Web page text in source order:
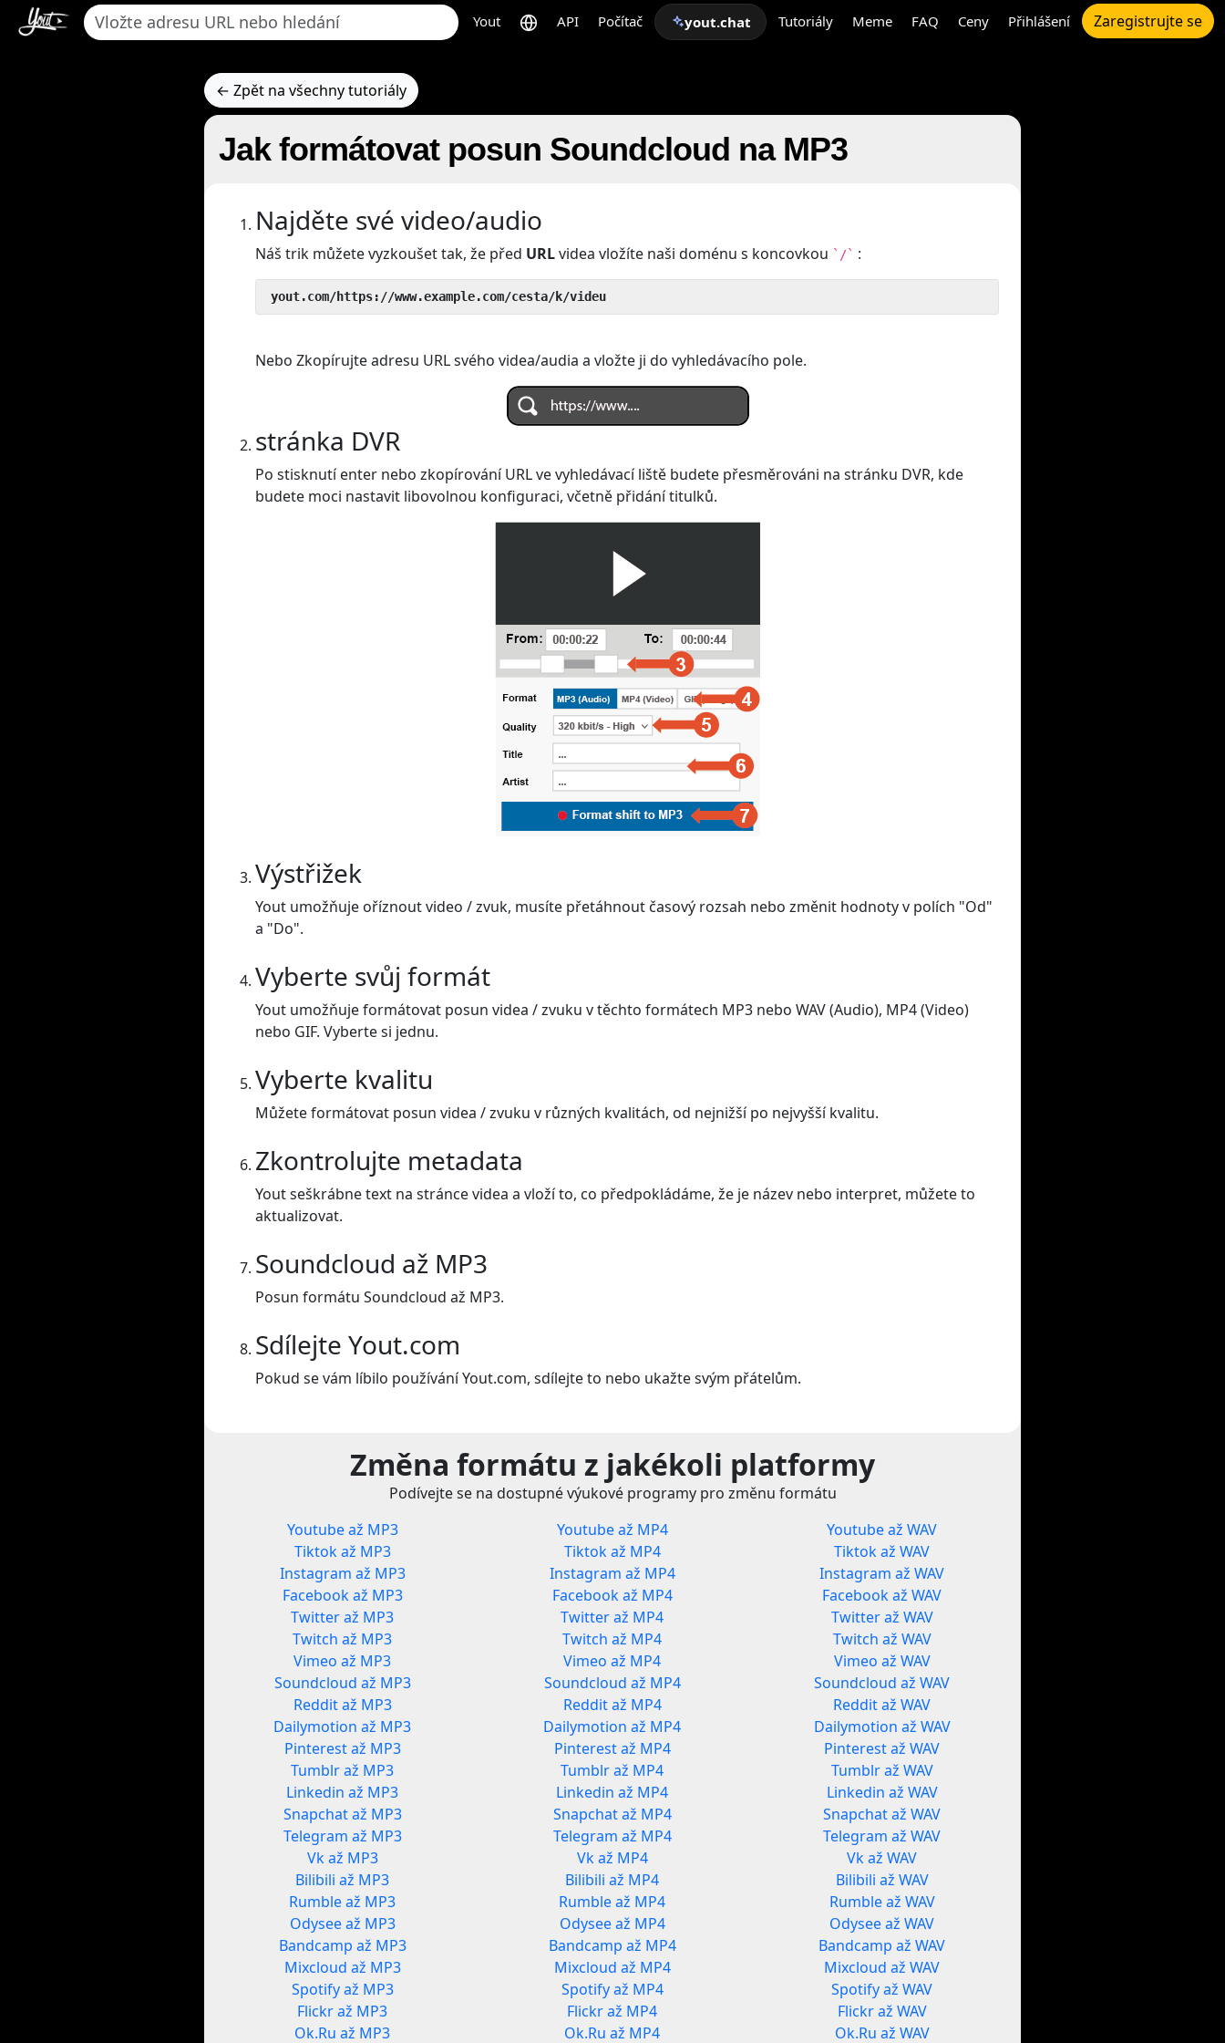
Yout API Počítač yout.chat Tutoriály Meme FAQ Ceny Přihlášení Zaregistrujte se
← Zpět na všechny tutoriály
Jak formátovat posun Soundcloud na MP3
Najděte své video/audio
Náš trik můžete vyzkoušet tak, že před URLvidea vložíte naši doménu s koncovkou `/` :
yout.com/https://www.example.com/cesta/k/videu
Nebo Zkopírujte adresu URL svého videa/audia a vložte ji do vyhledávacího pole.
stránka DVR
Po stisknutí enter nebo zkopírování URL ve vyhledávací liště budete přesměrováni na stránku DVR, kde
budete moci nastavit libovolnou konfiguraci, včetně přidání titulků.
Výstřižek
Yout umožňuje oříznout video / zvuk, musíte přetáhnout časový rozsah nebo změnit hodnoty v polích "Od"
a "Do".
Vyberte svůj formát
Yout umožňuje formátovat posun videa / zvuku v těchto formátech MP3 nebo WAV (Audio), MP4 (Video)
nebo GIF. Vyberte si jednu.
Vyberte kvalitu
Můžete formátovat posun videa / zvuku v různých kvalitách, od nejnižší po nejvyšší kvalitu.
Zkontrolujte metadata
Yout seškrábne text na stránce videa a vloží to, co předpokládáme, že je název nebo interpret, můžete to
aktualizovat.
Soundcloud až MP3
Posun formátu Soundcloud až MP3.
Sdílejte Yout.com
Pokud se vám líbilo používání Yout.com, sdílejte to nebo ukažte svým přátelům.
Změna formátu z jakékoli platformy
Podívejte se na dostupné výukové programy pro změnu formátu
Youtube až MP3
Tiktok až MP3
Instagram až MP3
Facebook až MP3
Twitter až MP3
Twitch až MP3
Vimeo až MP3
Soundcloud až MP3
Reddit až MP3
Dailymotion až MP3
Pinterest až MP3
Tumblr až MP3
Linkedin až MP3
Snapchat až MP3
Telegram až MP3
Vk až MP3
Bilibili až MP3
Rumble až MP3
Odysee až MP3
Bandcamp až MP3
Mixcloud až MP3
Spotify až MP3
Flickr až MP3
Ok.Ru až MP3
Youtube až MP4
Tiktok až MP4
Instagram až MP4
Facebook až MP4
Twitter až MP4
Twitch až MP4
Vimeo až MP4
Soundcloud až MP4
Reddit až MP4
Dailymotion až MP4
Pinterest až MP4
Tumblr až MP4
Linkedin až MP4
Snapchat až MP4
Telegram až MP4
Vk až MP4
Bilibili až MP4
Rumble až MP4
Odysee až MP4
Bandcamp až MP4
Mixcloud až MP4
Spotify až MP4
Flickr až MP4
Ok.Ru až MP4
Youtube až WAV
Tiktok až WAV
Instagram až WAV
Facebook až WAV
Twitter až WAV
Twitch až WAV
Vimeo až WAV
Soundcloud až WAV
Reddit až WAV
Dailymotion až WAV
Pinterest až WAV
Tumblr až WAV
Linkedin až WAV
Snapchat až WAV
Telegram až WAV
Vk až WAV
Bilibili až WAV
Rumble až WAV
Odysee až WAV
Bandcamp až WAV
Mixcloud až WAV
Spotify až WAV
Flickr až WAV
Ok.Ru až WAV